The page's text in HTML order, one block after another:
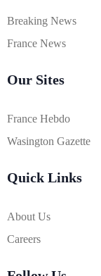
Breaking News
France News
Our Sites
France Hebdo
Wasington Gazette
Quick Links
About Us
Careers